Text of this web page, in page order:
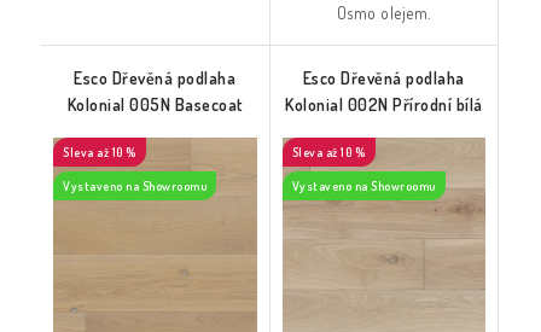
Osmo olejem.
Esco Dřevěná podlaha
Kolonial 005N Basecoat
až 10 %
Vystaveno na Showroomu
Esco Dřevěná podlaha
Kolonial 002N Přírodní bílá
až 10 %
Vystaveno na Showroomu